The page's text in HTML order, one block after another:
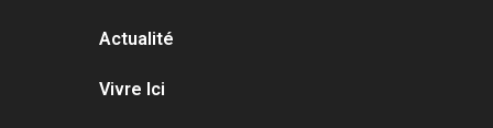
Actualité
Vivre Ici